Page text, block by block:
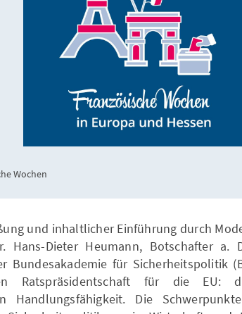
Wochen
und inhaltlicher Einführung durch
Hans-Dieter Heumann, Botschafter a.
Bundesakademie für Sicherheitspolitik
Ratspräsidentschaft für die EU:
Handlungsfähigkeit. Die